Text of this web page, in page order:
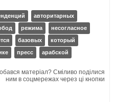
авторитарных
режима
несогласное
базовых
который
пресс арабской
матеріал? Сміливо поділися
ним в соцмережах через ці кнопки